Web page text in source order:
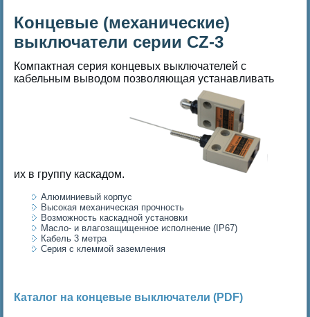
Концевые (механические)
выключатели серии CZ-3
Компактная серия концевых выключателей с
кабельным выводом позволяющая устанавливать
их в группу каскадом.
Алюминиевый корпус
Высокая механическая прочность
Возможность каскадной установки
Масло- и влагозащищенное исполнение (IP67)
Кабель 3 метра
Серия с клеммой заземления
Каталог на концевые выключатели (PDF)